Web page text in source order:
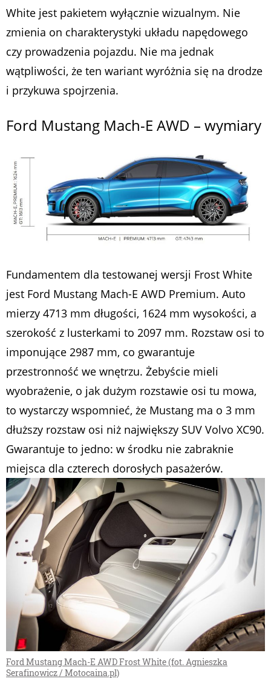
White jest pakietem wyłącznie wizualnym. Nie
zmienia on charakterystyki układu napędowego
czy prowadzenia pojazdu. Nie ma jednak
wątpliwości, że ten wariant wyróżnia się na drodze
i przykuwa spojrzenia.
Ford Mustang Mach-E AWD – wymiary
Fundamentem dla testowanej wersji Frost White
jest Ford Mustang Mach-E AWD Premium. Auto
mierzy 4713 mm długości, 1624 mm wysokości, a
szerokość z lusterkami to 2097 mm. Rozstaw osi to
imponujące 2987 mm, co gwarantuje
przestronność we wnętrzu. Żebyście mieli
wyobrażenie, o jak dużym rozstawie osi tu mowa,
to wystarczy wspomnieć, że Mustang ma o 3 mm
dłuższy rozstaw osi niż największy SUV Volvo XC90.
Gwarantuje to jedno: w środku nie zabraknie
miejsca dla czterech dorosłych pasażerów.
Ford Mustang Mach-E AWD Frost White (fot. Agnieszka
Serafinowicz / Motocaina.pl)